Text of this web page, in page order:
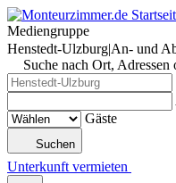
Mediengruppe
Henstedt-Ulzburg|An- und
Suche nach Ort,
Gäste
Suchen
Unterkunft vermieten